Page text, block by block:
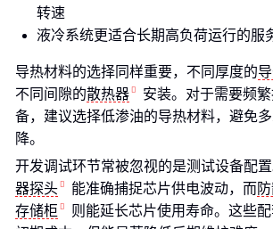
转速
液冷系统更适合长期高负荷运行的服
导热材料的选择同样重要，不同厚度的
不同间隙的散热器
安装。对于需要频
备，建议选择低渗油的导热材料，避免
降。
开发调试环节常被忽视的是测试设备配置
器探头
能准确捕捉芯片供电波动，而
存储柜
则能延长芯片使用寿命。这些